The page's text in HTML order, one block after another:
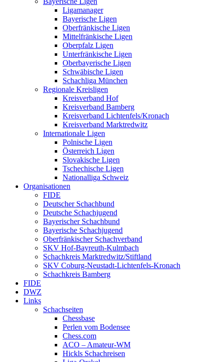
Ligamanager
Bayerische Ligen
Oberfränkische Ligen
Mittelfränkische Ligen
Oberpfalz Ligen
Unterfränkische Ligen
Oberbayerische Ligen
Schwäbische Ligen
Schachliga München
Regionale Kreisligen
Kreisverband Hof
Kreisverband Bamberg
Kreisverband Lichtenfels/Kronach
Kreisverband Marktredwitz
Internationale Ligen
Polnische Ligen
Österreich Ligen
Slovakische Ligen
Tschechische Ligen
Nationalliga Schweiz
Organisationen
FIDE
Deutscher Schachbund
Deutsche Schachjugend
Bayerischer Schachbund
Bayerische Schachjugend
Oberfränkischer Schachverband
SKV Hof-Bayreuth-Kulmbach
Schachkreis Marktredwitz/Stiftland
SKV Coburg-Neustadt-Lichtenfels-Kronach
Schachkreis Bamberg
FIDE
DWZ
Links
Schachseiten
Chessbase
Perlen vom Bodensee
Chess.com
ACO – Amateur-WM
Hickls Schachreisen